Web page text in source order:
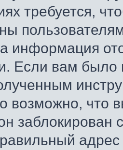
требуется,
информация
Если вам
возможно, что
адрес